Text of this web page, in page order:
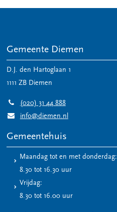
Gemeente Diemen
D.J. den Hartoglaan 1
1111 ZB Diemen
(020) 31 44 888
info@diemen.nl
Gemeentehuis
Maandag tot en met donderdag:
8.30 tot 16.30 uur
Vrijdag:
8.30 tot 16.00 uur